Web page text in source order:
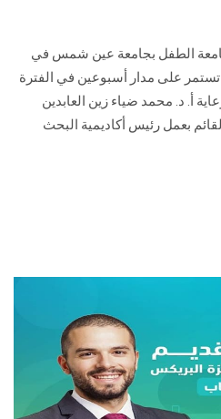
الطفل بجامعة عين شمس في
تستمر على مدار أسبوعين في الفترة
تحت رعاية أ. د. محمد ‏ضياء زين العابدين
بعمل رئيس أكاديمية البحث